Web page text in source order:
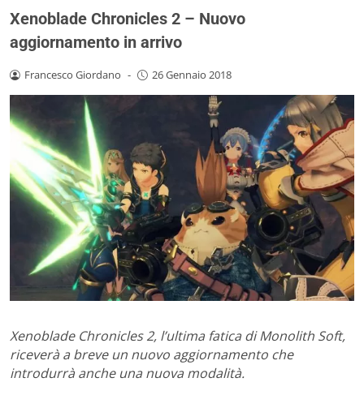
Xenoblade Chronicles 2 – Nuovo
aggiornamento in arrivo
Francesco Giordano - 26 Gennaio 2018
Xenoblade Chronicles 2, l’ultima fatica di Monolith Soft,
riceverà a breve un nuovo aggiornamento che
introdurrà anche una nuova modalità.